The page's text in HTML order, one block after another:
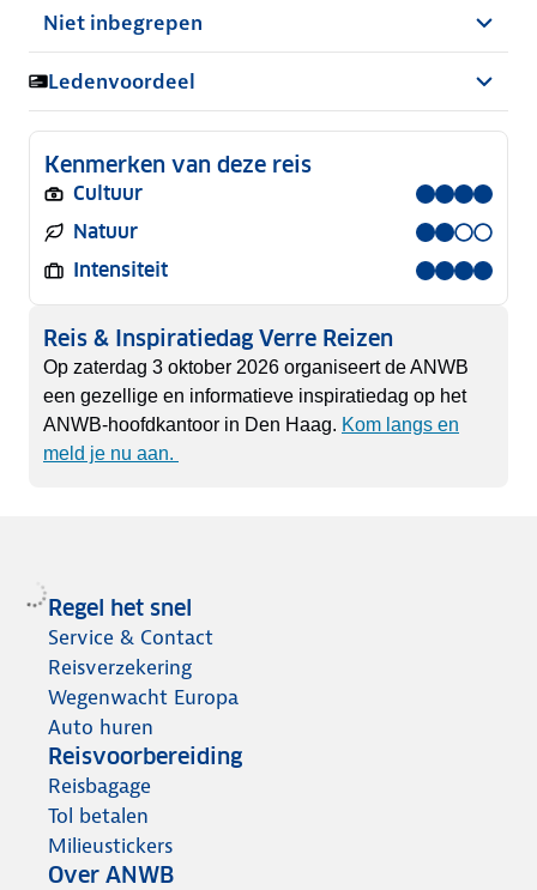
Niet inbegrepen
Ledenvoordeel
Kenmerken van deze reis
Cultuur
Natuur
Intensiteit
Reis & Inspiratiedag Verre Reizen
Op zaterdag 3 oktober 2026 organiseert de ANWB
een gezellige en informatieve inspiratiedag op het
ANWB-hoofdkantoor in Den Haag. Kom langs en
meld je nu aan.
Regel het snel
Service & Contact
Reisverzekering
Wegenwacht Europa
Auto huren
Reisvoorbereiding
Reisbagage
Tol betalen
Milieustickers
Over ANWB